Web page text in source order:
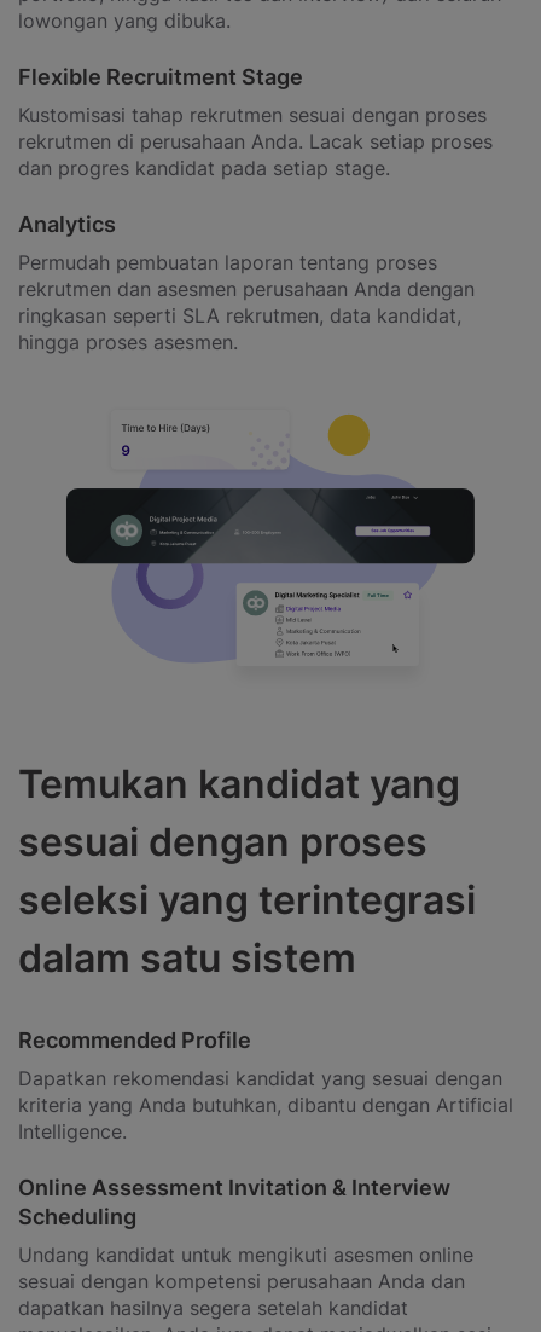
lowongan yang dibuka.
Flexible Recruitment Stage
Kustomisasi tahap rekrutmen sesuai dengan proses
rekrutmen di perusahaan Anda. Lacak setiap proses
dan progres kandidat pada setiap stage.
Analytics
Permudah pembuatan laporan tentang proses
rekrutmen dan asesmen perusahaan Anda dengan
ringkasan seperti SLA rekrutmen, data kandidat,
hingga proses asesmen.
Temukan kandidat yang
sesuai dengan proses
seleksi yang terintegrasi
dalam satu sistem
Recommended Profile
Dapatkan rekomendasi kandidat yang sesuai dengan
kriteria yang Anda butuhkan, dibantu dengan Artificial
Intelligence.
Online Assessment Invitation & Interview
Scheduling
Undang kandidat untuk mengikuti asesmen online
sesuai dengan kompetensi perusahaan Anda dan
dapatkan hasilnya segera setelah kandidat